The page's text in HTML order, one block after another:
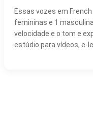
Essas vozes em
femininas e 1
velocidade e o tom e
estúdio para vídeos, e-